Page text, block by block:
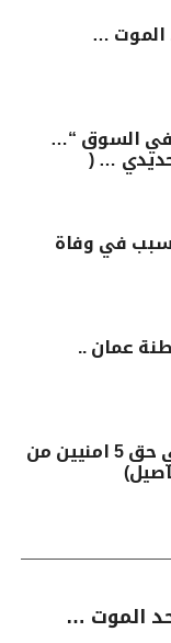
الموت …
في السوق “…
… (
في وفاة
عمان ..
ابطاقة ايداع بالسجن في حق 5 امنيين من
الموت …